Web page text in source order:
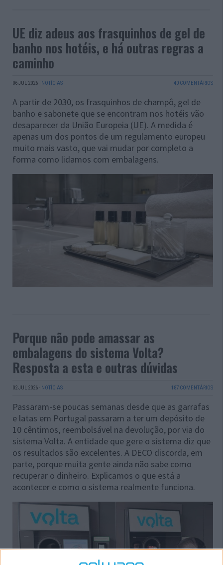
UE diz adeus aos frasquinhos de gel de
banho nos hotéis, e há outras regras a
caminho
06 JUL 2026 · NOTÍCIAS 40 COMENTÁRIOS
A partir de 2030, os frasquinhos de champô, gel de
banho e sabonete que se encontram nos hotéis vão
desaparecer da União Europeia (UE). A medida é
apenas um dos pontos de um regulamento europeu
muito mais vasto, que vai mudar por completo a
forma como lidamos com embalagens.
Porque não pode amassar as
embalagens do sistema Volta?
Resposta a esta e outras dúvidas
02 JUL 2026 · NOTÍCIAS 187 COMENTÁRIOS
Passaram-se poucas semanas desde que as garrafas
e latas em Portugal passaram a ter um depósito de
10 cêntimos, reembolsável na devolução, por via do
sistema Volta. A entidade que gere o sistema diz que
os resultados são excelentes. A DECO discorda, em
parte, porque muita gente ainda não sabe como
recuperar o dinheiro. Explicamos o que está a
acontecer e como o sistema realmente funciona.